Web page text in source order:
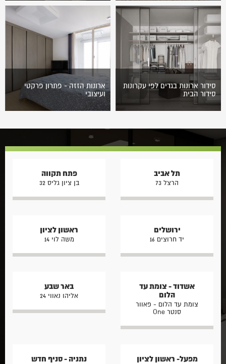
לכולנו חשוב עיצוב הבית שבו
אנו חיים. בין אם מדובר בבית
חדש או ישן, העיצוב שלו
משפיע עלינו בכל יום.…
בחירת ארונות היא משימה
מורכבת ובעיקר עבור מי שלא
הארון המועדף עליו מסך
הארונות הנמכרים…
סידור ארונות בגדים לפי עקרונות
סידור הבית
הבית הוא סידור ארונות בגדים.
עבור רוב האנשים מדובר במטלה
שאינה…
ארונות הזזה - פתרון פרקטי
ועיצובי
הפתרון הפרקטי ועיצובי למספר
הולך וגדל של אנשים. אין…
תל אביב
הרצל 73
פתח תקווה
בן ציון גליס 32
ירושלים
יד חרוצים 16
ראשון לציון
משה לוי 14
אשדוד - צומת עד
הלום
צומת עד הלום - פאוור
סנטר One
באר שבע
אליהו נאווי 24
מפעל- ראשון לציון נתניה - סניף חדש